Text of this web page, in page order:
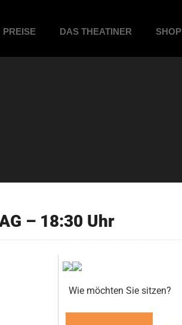
PREISE DAS THEATINER SHOP
– 18:30 Uhr
Wie möchten Sie sitzen?